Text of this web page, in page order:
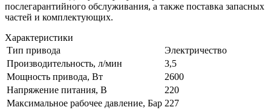
послегарантийного обслуживания, а также поставка запасных
частей и комплектующих.
Характеристики
Тип привода
Электричество
Производительность, л/мин
3,5
Мощность привода, Вт
2600
Напряжение питания, В
220
Максимальное рабочее давление, Бар 227